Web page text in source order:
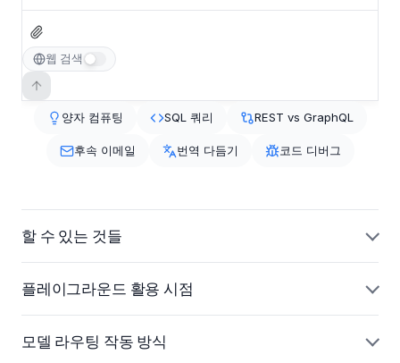
웹 검색
양자 컴퓨팅 SQL 쿼리 REST vs GraphQL
후속 이메일 번역 다듬기 코드 디버그
할 수 있는 것들
플레이그라운드 활용 시점
모델 라우팅 작동 방식